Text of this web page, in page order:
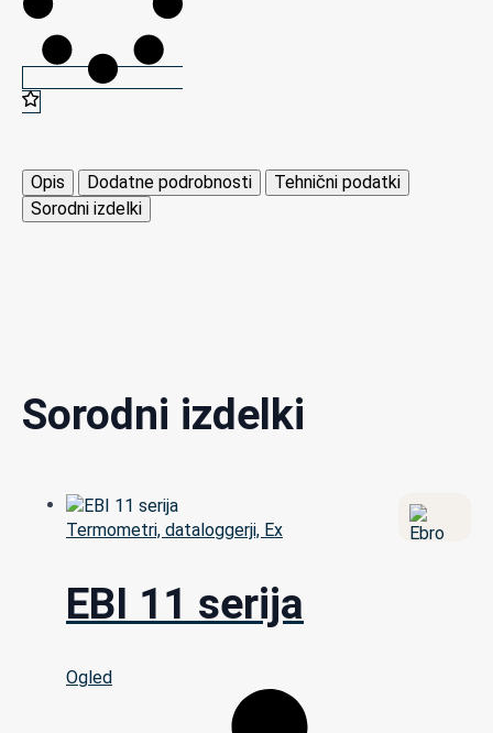
Opis Dodatne podrobnosti
Tehnični podatki
Sorodni izdelki
Sorodni izdelki
Termometri, dataloggerji, Ex
EBI 11 serija
Ogled